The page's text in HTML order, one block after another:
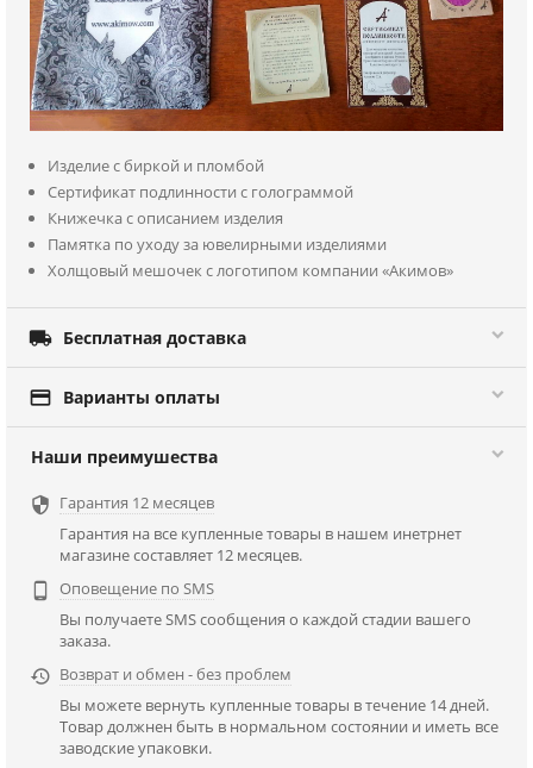
Изделие с биркой и пломбой
Сертификат подлинности с голограммой
Книжечка с описанием изделия
Памятка по уходу за ювелирными изделиями
Холщовый мешочек с логотипом компании «Акимов»
 Бесплатная доставка
 Варианты оплаты
Наши преимушества
 Гарантия 12 месяцев
Гарантия на все купленные товары в нашем инетрнет
магазине составляет 12 месяцев.

Оповещение по SMS
Вы получаете SMS сообщения о каждой стадии вашего
заказа.
 Возврат и обмен - без проблем
Вы можете вернуть купленные товары в течение 14 дней.
Товар должнен быть в нормальном состоянии и иметь все
заводские упаковки.